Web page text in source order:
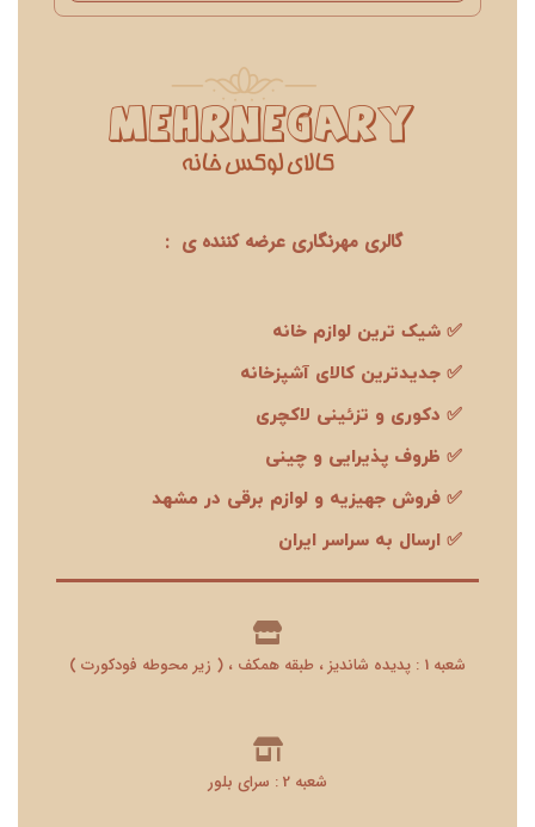
گالری مهرنگاری عرضه کننده ی :
✅ شیک ترین لوازم خانه
✅ جدیدترین کالای آشپزخانه
✅ دکوری و تزئینی لاکچری
✅ ظروف پذیرایی و چینی
✅ فروش جهیزیه و لوازم برقی در مشهد
✅ ارسال به سراسر ایران
شعبه 1 : پدیده شاندیز ، طبقه همکف ، ( زیر محوطه فودکورت )
شعبه 2 : سرای بلور